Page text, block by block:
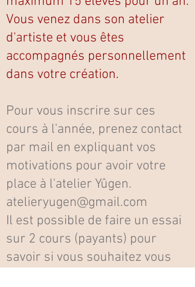
Vous venez dans son atelier
d'artiste et vous êtes
accompagnés personnellement
dans votre création.
Pour vous inscrire sur ces
cours à l'année, prenez contact
par mail en expliquant vos
motivations pour avoir votre
place à l'atelier Yûgen.
atelieryugen@gmail.com
Il est possible de faire un essai
sur 2 cours (payants) pour
savoir si vous souhaitez vous